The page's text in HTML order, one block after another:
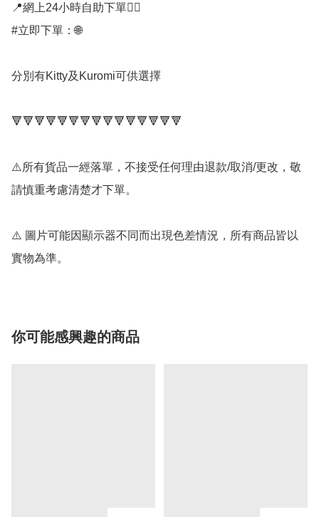
📍網上24小時自助下單👍🏻
#立即下單：🌐
分別有Kitty及Kuromi可供選擇
🔻🔻🔻🔻🔻🔻🔻🔻🔻🔻🔻🔻🔻🔻🔻
⚠️所有貨品一經落單，不接受任何理由退款/取消/更改，敬
請慎重考慮清楚才下單。
⚠️ 圖片可能因顯示器不同而出現色差情況，所有商品皆以
實物為準。
你可能感興趣的商品